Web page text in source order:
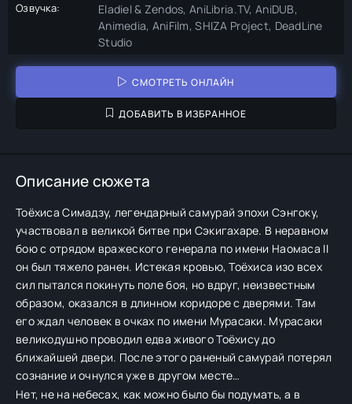
Озвучка:
Eladiel & Zendos, AniLibria.TV, AniDUB,
Animedia, AniFilm, SHIZA Project, DeadLine
Studio
СМОТРЕТЬ ОНЛАЙН
ДОБАВИТЬ В ИЗБРАННОЕ
Описание сюжета
Тоёхиса Симадзу, легендарный самурай эпохи Сэнгоку,
участвовал в великой битве при Сэкигахаре. В неравном
бою с отрядом вражеского генерала по имени Наомаса II
он был тяжело ранен. Истекая кровью, Тоёхиса изо всех
сил пытался покинуть поле боя, но вдруг, неизвестным
образом, оказался в длинном коридоре с дверями. Там
его ждал человек в очках по имени Мурасаки. Мурасаки
великодушно проводил едва живого Тоёхису до
ближайшей двери. После этого раненый самурай потерял
сознание и очнулся уже в другом месте…
Нет, не на небесах, как можно было бы подумать, а в